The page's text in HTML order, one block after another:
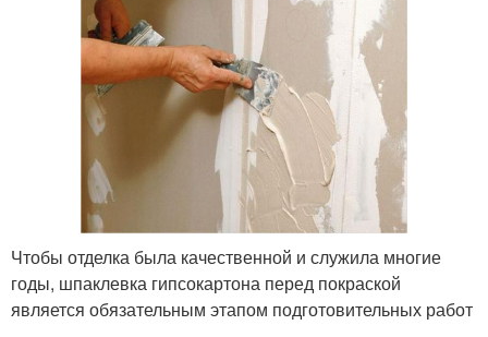
Чтобы отделка была качественной и служила многие
годы, шпаклевка гипсокартона перед покраской
является обязательным этапом подготовительных работ